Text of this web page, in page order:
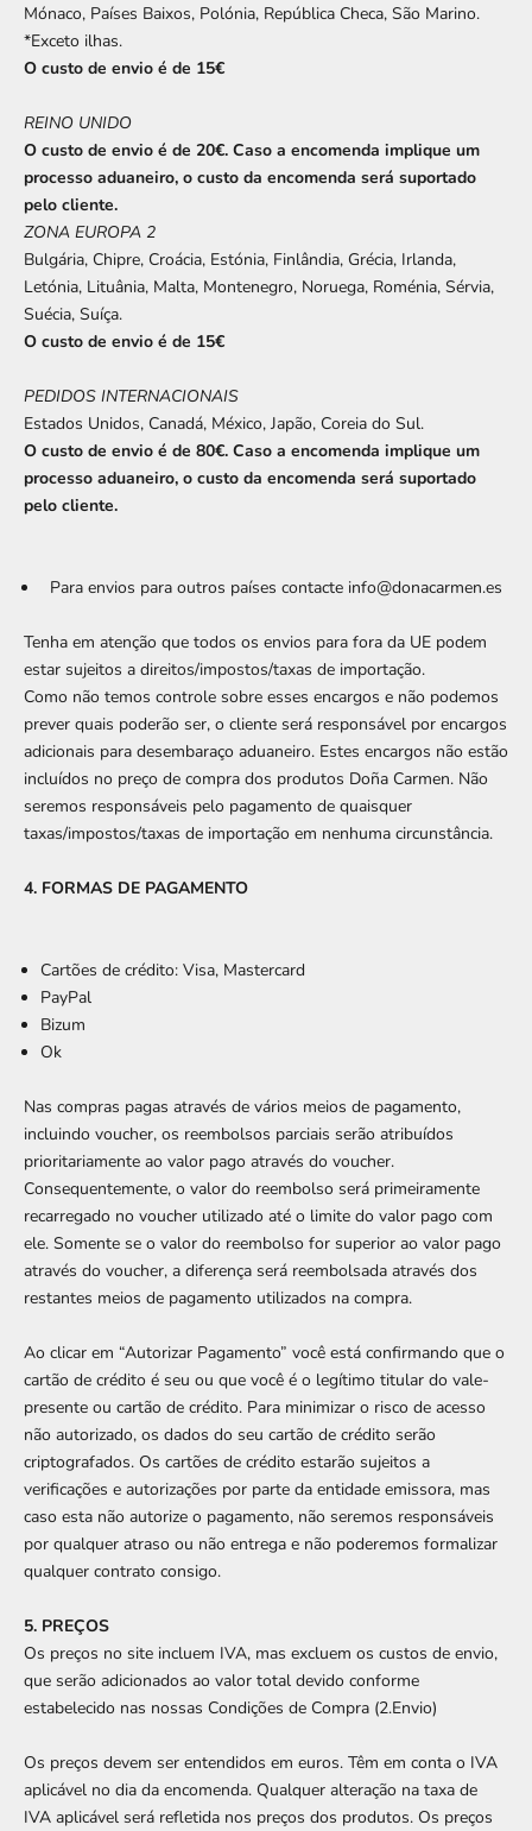
Mónaco, Países Baixos, Polónia, República Checa, São Marino.
*Exceto ilhas.
O custo de envio é de 15€
REINO UNIDO
O custo de envio é de 20€. Caso a encomenda implique um
processo aduaneiro, o custo da encomenda será suportado
pelo cliente.
ZONA EUROPA 2
Bulgária, Chipre, Croácia, Estónia, Finlândia, Grécia, Irlanda,
Letónia, Lituânia, Malta, Montenegro, Noruega, Roménia, Sérvia,
Suécia, Suíça.
O custo de envio é de 15€
PEDIDOS INTERNACIONAIS
Estados Unidos, Canadá, México, Japão, Coreia do Sul.
O custo de envio é de 80€. Caso a encomenda implique um
processo aduaneiro, o custo da encomenda será suportado
pelo cliente.
Para envios para outros países contacte info@donacarmen.es
Tenha em atenção que todos os envios para fora da UE podem
estar sujeitos a direitos/impostos/taxas de importação.
Como não temos controle sobre esses encargos e não podemos
prever quais poderão ser, o cliente será responsável por encargos
adicionais para desembaraço aduaneiro. Estes encargos não estão
incluídos no preço de compra dos produtos Doña Carmen. Não
seremos responsáveis ​​pelo pagamento de quaisquer
taxas/impostos/taxas de importação em nenhuma circunstância.
4. FORMAS DE PAGAMENTO
Cartões de crédito: Visa, Mastercard
PayPal
Bizum
Ok
Nas compras pagas através de vários meios de pagamento,
incluindo voucher, os reembolsos parciais serão atribuídos
prioritariamente ao valor pago através do voucher.
Consequentemente, o valor do reembolso será primeiramente
recarregado no voucher utilizado até o limite do valor pago com
ele. Somente se o valor do reembolso for superior ao valor pago
através do voucher, a diferença será reembolsada através dos
restantes meios de pagamento utilizados na compra.
Ao clicar em “Autorizar Pagamento” você está confirmando que o
cartão de crédito é seu ou que você é o legítimo titular do vale-
presente ou cartão de crédito. Para minimizar o risco de acesso
não autorizado, os dados do seu cartão de crédito serão
criptografados. Os cartões de crédito estarão sujeitos a
verificações e autorizações por parte da entidade emissora, mas
caso esta não autorize o pagamento, não seremos responsáveis ​​
por qualquer atraso ou não entrega e não poderemos formalizar
qualquer contrato consigo.
5. PREÇOS
Os preços no site incluem IVA, mas excluem os custos de envio,
que serão adicionados ao valor total devido conforme
estabelecido nas nossas Condições de Compra (2.Envio)
Os preços devem ser entendidos em euros. Têm em conta o IVA
aplicável no dia da encomenda. Qualquer alteração na taxa de
IVA aplicável será refletida nos preços dos produtos. Os preços